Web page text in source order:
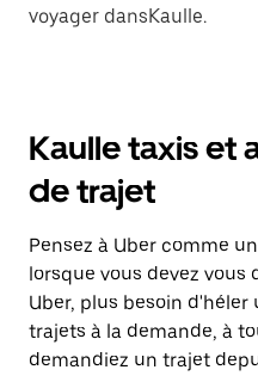
voyager dansKaulle.
Kaulle taxis et
de trajet
Pensez à Uber comme
lorsque vous devez vous
Uber, plus besoin d'héler
trajets à la demande, à
demandiez un trajet